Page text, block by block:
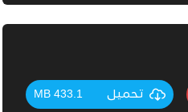
تحميل 433.1 MB